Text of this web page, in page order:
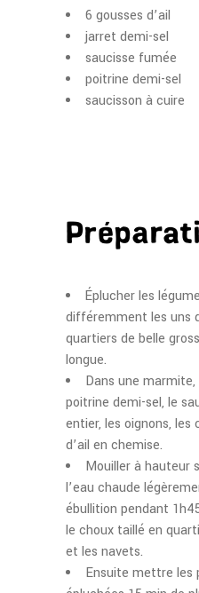
6 gousses d’ail
jarret demi-sel
saucisse fumée
poitrine demi-sel
saucisson à cuire
Éplucher les
différemment les uns
quartiers de belle
longue.
Dans une
poitrine demi-sel, le
entier, les oignons,
d’ail en chemise.
Mouiller à hauteur
l’eau chaude
ébullition pendant
le choux taillé en
et les navets.
Ensuite mettre les